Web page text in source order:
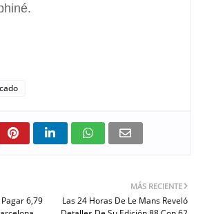
MÁS RECIENTE
Las 24 Horas De Le Mans Reveló
6,79